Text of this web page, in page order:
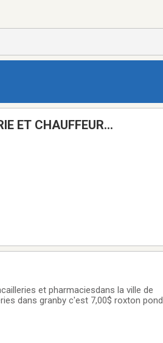
ET CHAUFFEUR
et pharmaciesdans la ville de
dans granby c'est 7,00$ roxton pond